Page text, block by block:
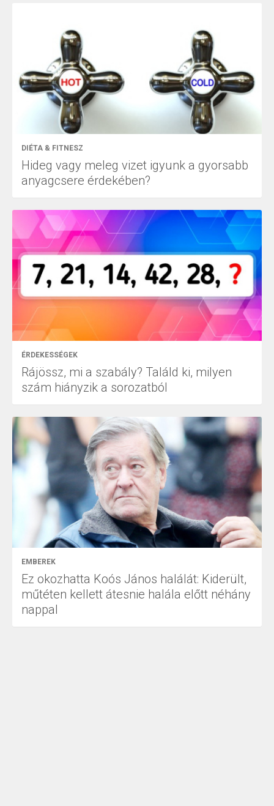
DIÉTA & FITNESZ
Hideg vagy meleg vizet igyunk a gyorsabb
anyagcsere érdekében?
ÉRDEKESSÉGEK
Rájössz, mi a szabály? Találd ki, milyen
szám hiányzik a sorozatból
EMBEREK
Ez okozhatta Koós János halálát: Kiderült,
műtéten kellett átesnie halála előtt néhány
nappal